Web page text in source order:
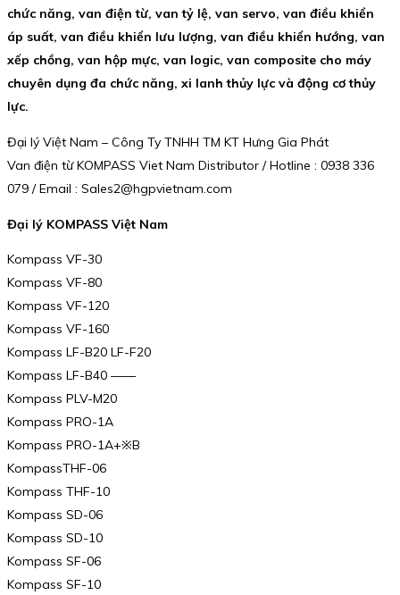
chức năng, van điện từ, van tỷ lệ, van servo, van điều khiển
áp suất, van điều khiển lưu lượng, van điều khiển hướng, van
xếp chồng, van hộp mực, van logic, van composite cho máy
chuyên dụng đa chức năng, xi lanh thủy lực và động cơ thủy
lực.
Đại lý Việt Nam – Công Ty TNHH TM KT Hưng Gia Phát
Van điện từ KOMPASS Viet Nam Distributor / Hotline : 0938 336
079 / Email : Sales2@hgpvietnam.com
Đại lý KOMPASS Việt Nam
Kompass VF-30
Kompass VF-80
Kompass VF-120
Kompass VF-160
Kompass LF-B20 LF-F20
Kompass LF-B40 ——
Kompass PLV-M20
Kompass PRO-1A
Kompass PRO-1A+※B
KompassTHF-06
Kompass THF-10
Kompass SD-06
Kompass SD-10
Kompass SF-06
Kompass SF-10